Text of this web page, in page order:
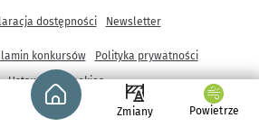
Strona główna - wroclaw.pl
Zmiany Powietrze
2026, ARAW S.A., Gmina Wrocław
dostępności Newsletter
konkursów
Polityka prywatności
Ustawienia cookies